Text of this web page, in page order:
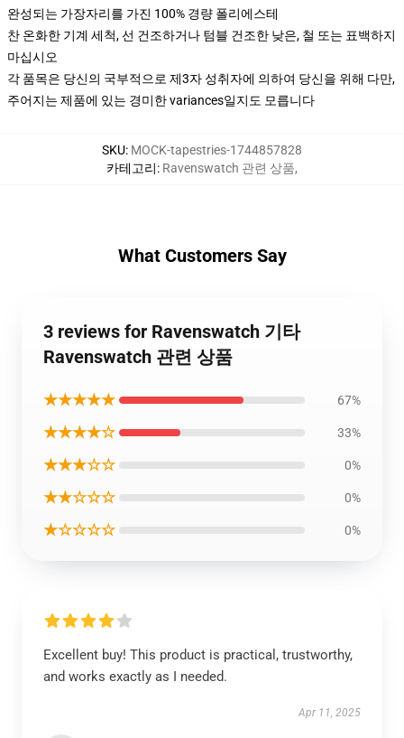
완성되는 가장자리를 가진 100% 경량 폴리에스테
찬 온화한 기계 세척, 선 건조하거나 텀블 건조한 낮은, 철 또는 표백하지
마십시오
각 품목은 당신의 국부적으로 제3자 성취자에 의하여 당신을 위해 다만,
주어지는 제품에 있는 경미한 variances일지도 모릅니다
SKU: MOCK-tapestries-1744857828
카테고리: Ravenswatch 관련 상품,
What Customers Say
3 reviews for Ravenswatch 기타
Ravenswatch 관련 상품
★★★★★ 67%
★★★★☆ 33%
★★★☆☆ 0%
★★☆☆☆ 0%
★☆☆☆☆ 0%
Excellent buy! This product is practical, trustworthy,
and works exactly as I needed.
Apr 11, 2025